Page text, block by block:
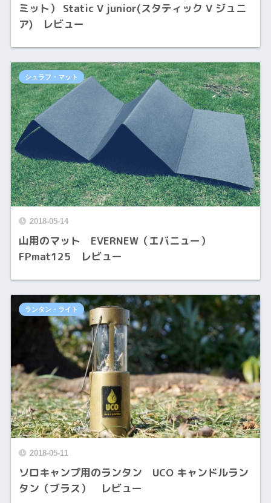
ミット） Static V junior(スタティック V ジュニ
ア) レビュー
2018-05-14
山用のマット EVERNEW（エバニュー）
FPmat125 レビュー
シュラフ・マット
2018-05-11
ソロキャンプ用のランタン UCO キャンドルラン
タン（ブラス） レビュー
ランタン・ライト